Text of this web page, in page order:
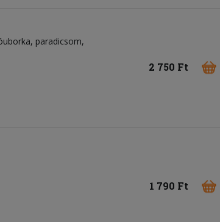
paradicsom
2 750 Ft
1 790 Ft